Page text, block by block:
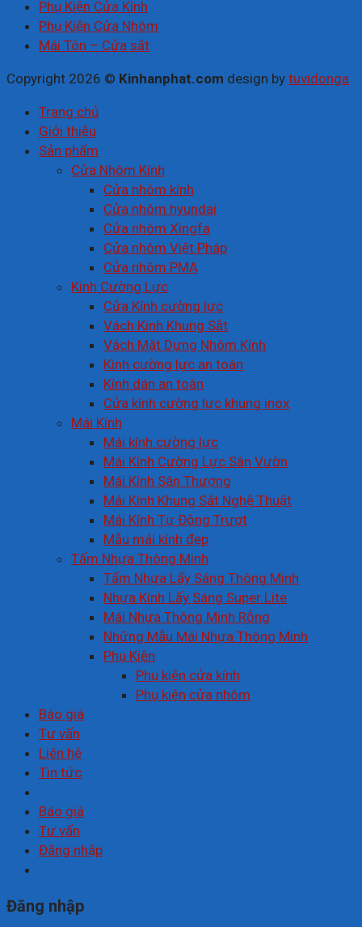
Phụ Kiện Cửa Kính
Phụ Kiện Cửa Nhôm
Mái Tôn – Cửa sắt
Copyright 2026 © Kinhanphat.com design by tuvidonga
Trang chủ
Giới thiệu
Sản phẩm
Cửa Nhôm Kính
Cửa nhôm kính
Cửa nhôm hyundai
Cửa nhôm Xingfa
Cửa nhôm Việt Pháp
Cửa nhôm PMA
Kính Cường Lực
Cửa Kính cường lực
Vách Kính Khung Sắt
Vách Mặt Dựng Nhôm Kính
Kính cường lực an toàn
Kính dán an toàn
Cửa kính cường lực khung inox
Mái Kính
Mái kính cường lực
Mái Kính Cường Lực Sân Vườn
Mái Kính Sân Thượng
Mái Kính Khung Sắt Nghệ Thuật
Mái Kính Tự Động Trượt
Mẫu mái kính đẹp
Tấm Nhựa Thông Minh
Tấm Nhựa Lấy Sáng Thông Minh
Nhựa Kính Lấy Sáng Super Lite
Mái Nhựa Thông Minh Rỗng
Những Mẫu Mái Nhựa Thông Minh
Phụ Kiện
Phụ kiện cửa kính
Phụ kiện cửa nhôm
Báo giá
Tư vấn
Liên hệ
Tin tức
Báo giá
Tư vấn
Đăng nhập
Đăng nhập